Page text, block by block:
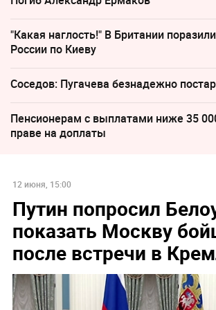
"Какая наглость!" В Британии
России по Киеву
Соседов: Пугачева безнадежно
Пенсионерам с выплатами ниже 35
праве на доплаты
12 июня, 15:00
Путин попросил
показать Москву
после встречи в